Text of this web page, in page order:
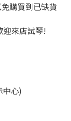
購買到已缺貨
來店試琴!
中心)